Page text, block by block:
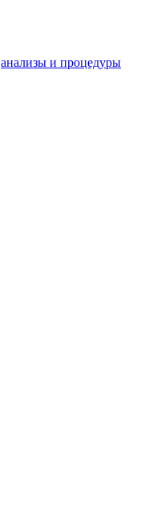
анализы и процедуры